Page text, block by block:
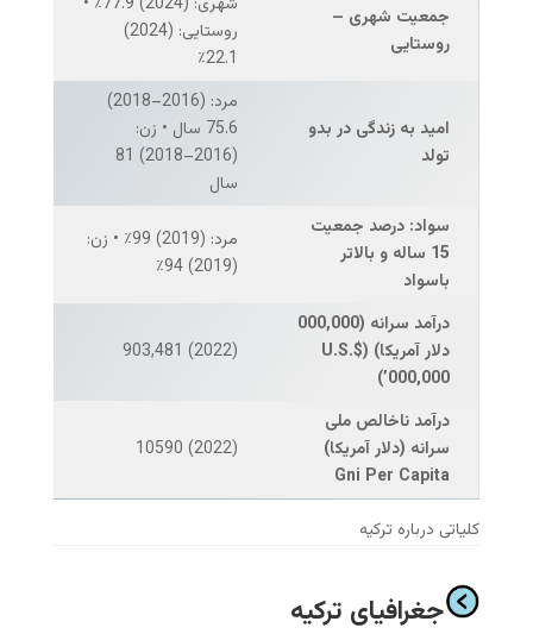
جمعیت شهری –
روستایی
روستایی: (2024)
22.1٪
امید به زندگی در بدو
تولد
مرد: (2016–2018)
75.6 سال • زن:
(2016–2018) 81
سال
سواد: درصد جمعیت
15 ساله و بالاتر
باسواد
مرد: (2019) 99٪ • زن:
(2019) 94٪
درآمد سرانه (000,000
دلار آمریکا) (U.S.$
’000,000)
(2022) 903,481
درآمد ناخالص ملی
سرانه (دلار آمریکا)
Gni Per Capita
(2022) 10590
کلیاتی درباره ترکیه
جغرافیای ترکیه